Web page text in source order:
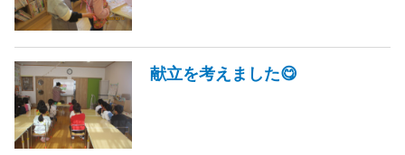
献立を考えました😋